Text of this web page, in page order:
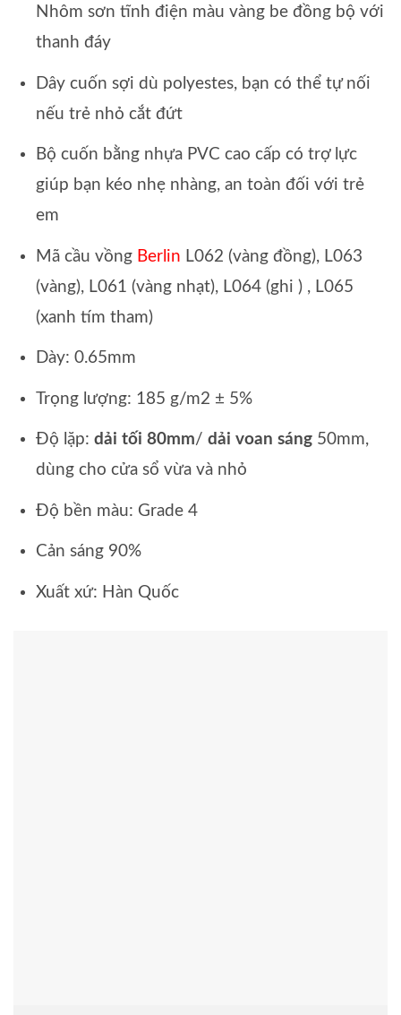
Nhôm sơn tĩnh điện màu vàng be đồng bộ với
thanh đáy
Dây cuốn sợi dù polyestes, bạn có thể tự nối
nếu trẻ nhỏ cắt đứt
Bộ cuốn bằng nhựa PVC cao cấp có trợ lực
giúp bạn kéo nhẹ nhàng, an toàn đối với trẻ
em
Mã cầu vồng Berlin L062 (vàng đồng), L063
(vàng), L061 (vàng nhạt), L064 (ghi ) , L065
(xanh tím tham)
Dày: 0.65mm
Trọng lượng: 185 g/m2 ± 5%
Độ lặp: dải tối 80mm/ dải voan sáng50mm,
dùng cho cửa sổ vừa và nhỏ
Độ bền màu: Grade 4
Cản sáng 90%
Xuất xứ: Hàn Quốc